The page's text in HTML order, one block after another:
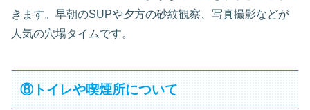
きます。早朝のSUPや夕方の砂紋観察、写真撮影などが
人気の穴場タイムです。
⑧トイレや喫煙所について